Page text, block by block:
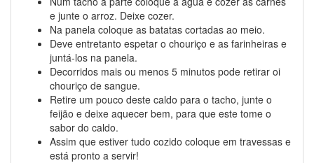
e junte o arroz. Deixe cozer.
Na panela coloque as batatas cortadas ao meio.
Deve entretanto espetar o chouriço e as farinheiras e
juntá-los na panela.
Decorridos mais ou menos 5 minutos pode retirar oi
chouriço de sangue.
Retire um pouco deste caldo para o tacho, junte o
feijão e deixe aquecer bem, para que este tome o
sabor do caldo.
Assim que estiver tudo cozido coloque em travessas e
está pronto a servir!